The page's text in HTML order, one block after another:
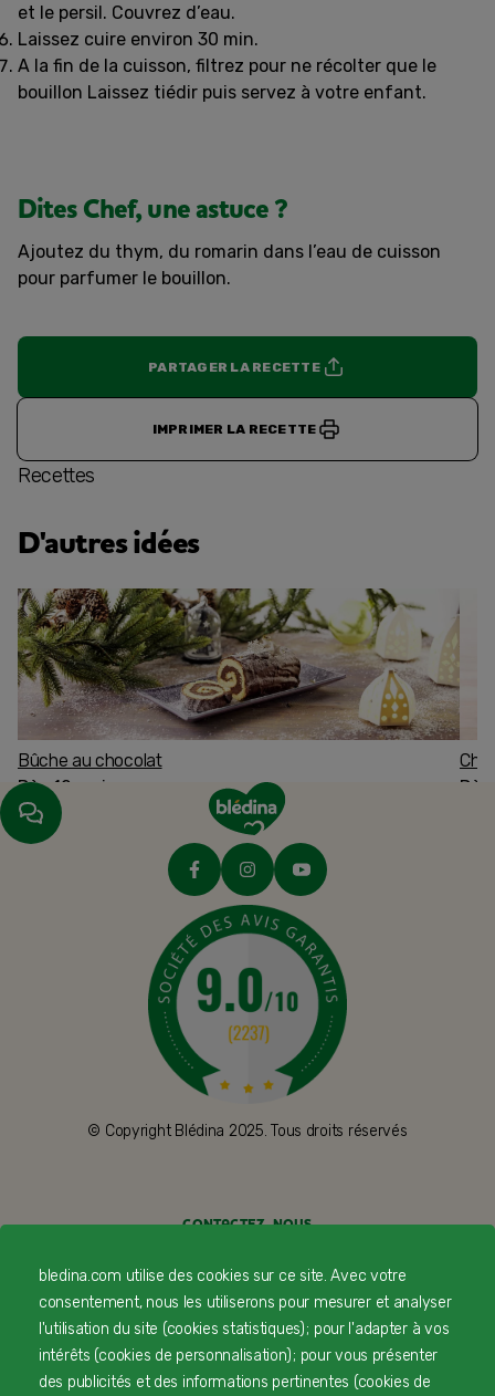
et le persil. Couvrez d’eau.
Laissez cuire environ 30 min.
A la fin de la cuisson, filtrez pour ne récolter que le
bouillon Laissez tiédir puis servez à votre enfant.
Dites Chef, une astuce ?
Ajoutez du thym, du romarin dans l’eau de cuisson
pour parfumer le bouillon.
PARTAGER LA RECETTE
IMPRIMER LA RECETTE
Recettes
D'autres idées
Bûche au chocolat
Dès 12 mois
© Copyright Blédina 2025. Tous droits réservés
CONTACTEZ-NOUS
LIVRAISON
PAIEMENT SÉCURISÉ
PROFESSIONNELS DE SANTÉ
bledina.com utilise des cookies sur ce site. Avec votre
consentement, nous les utiliserons pour mesurer et analyser
l'utilisation du site (cookies statistiques) ; pour l'adapter à vos
intérêts (cookies de personnalisation) ; pour vous présenter
des publicités et des informations pertinentes (cookies de